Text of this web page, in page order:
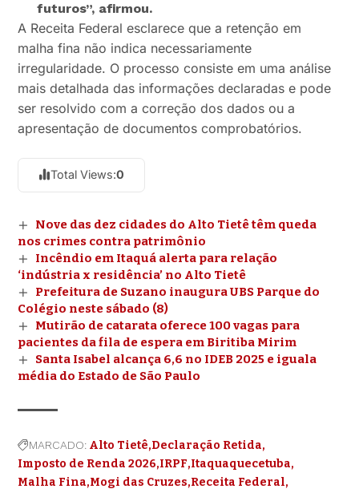
futuros”, afirmou.
A Receita Federal esclarece que a retenção em
malha fina não indica necessariamente
irregularidade. O processo consiste em uma análise
mais detalhada das informações declaradas e pode
ser resolvido com a correção dos dados ou a
apresentação de documentos comprobatórios.
Total Views:0
Nove das dez cidades do Alto Tietê têm queda
nos crimes contra patrimônio
Incêndio em Itaquá alerta para relação
‘indústria x residência’ no Alto Tietê
Prefeitura de Suzano inaugura UBS Parque do
Colégio neste sábado (8)
Mutirão de catarata oferece 100 vagas para
pacientes da fila de espera em Biritiba Mirim
Santa Isabel alcança 6,6 no IDEB 2025 e iguala
média do Estado de São Paulo
MARCADO: Alto Tietê Declaração Retida
Imposto de Renda 2026 IRPF Itaquaquecetuba
Malha Fina Mogi das Cruzes Receita Federal